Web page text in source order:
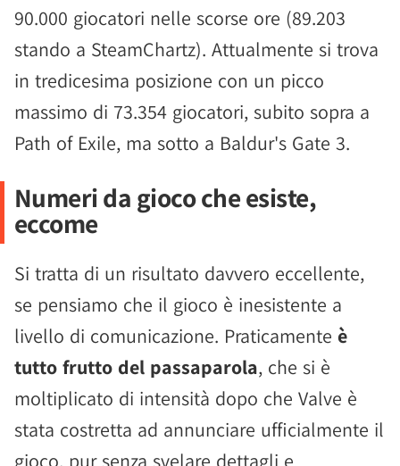
90.000 giocatori nelle scorse ore (89.203
stando a SteamChartz). Attualmente si trova
in tredicesima posizione con un picco
massimo di 73.354 giocatori, subito sopra a
Path of Exile, ma sotto a Baldur's Gate 3.
Numeri da gioco che esiste,
eccome
Si tratta di un risultato davvero eccellente,
se pensiamo che il gioco è inesistente a
livello di comunicazione. Praticamente è
tutto frutto del passaparola, che si è
moltiplicato di intensità dopo che Valve è
stata costretta ad annunciare ufficialmente il
gioco, pur senza svelare dettagli e